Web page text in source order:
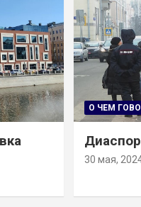
О ЧЕМ
30 мая,